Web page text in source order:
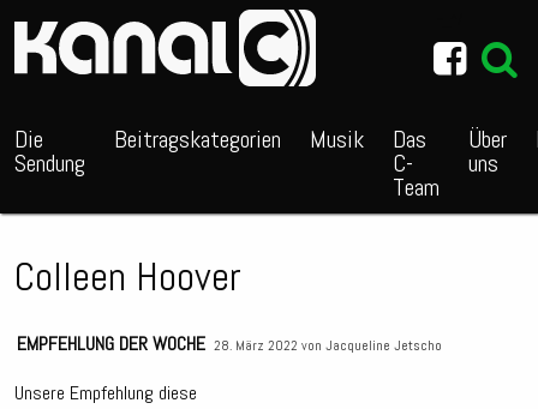
Die
Sendung
Beitragskategorien Musik Das
C-
Team
Über
uns
Colleen Hoover
EMPFEHLUNG DER WOCHE 28. März 2022 von Jacqueline Jetscho
Unsere Empfehlung diese